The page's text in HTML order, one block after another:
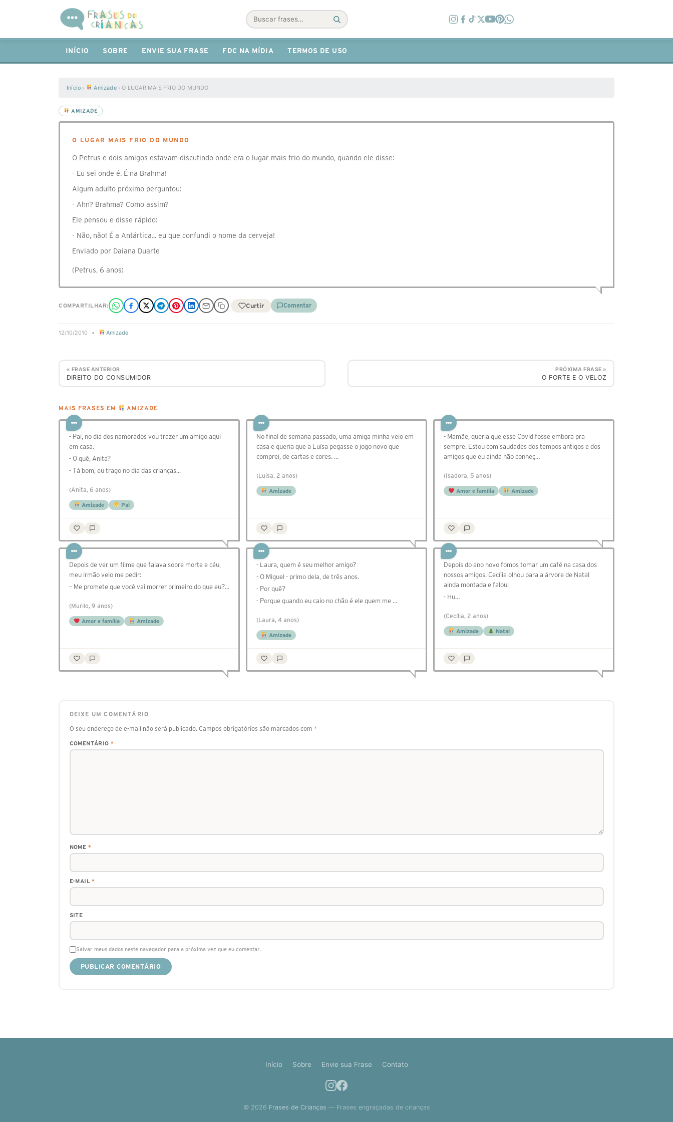
Buscar
INÍCIO SOBRE ENVIE SUA FRASE FDC NA MÍDIA TERMOS DE USO
Início › Amizade ›O LUGAR MAIS FRIO DO MUNDO
AMIZADE
O LUGAR MAIS FRIO DO MUNDO
O Petrus e dois amigos estavam discutindo onde era o lugar mais frio do mundo, quando ele disse:
- Eu sei onde é. É na Brahma!
Algum adulto próximo perguntou:
- Ahn? Brahma? Como assim?
Ele pensou e disse rápido:
- Não, não! É a Antártica... eu que confundi o nome da cerveja!
Enviado por Daiana Duarte
(Petrus, 6 anos)
COMPARTILHAR: Curtir Comentar
12/10/2010 • Amizade
« FRASE ANTERIOR
DIREITO DO CONSUMIDOR
PRÓXIMA FRASE »
O FORTE E O VELOZ
MAIS FRASES EM AMIZADE
- Pai, no dia dos namorados vou trazer um amigo aqui
em casa.
- O quê, Anita?
- Tá bom, eu trago no dia das crianças...
(Anita, 6 anos)
Amizade Pai
No final de semana passado, uma amiga minha veio em
casa e queria que a Luísa pegasse o jogo novo que
comprei, de cartas e cores. …
(Luísa, 2 anos)
Amizade
- Mamãe, queria que esse Covid fosse embora pra
sempre. Estou com saudades dos tempos antigos e dos
amigos que eu ainda não conheç…
(Isadora, 5 anos)
Amor e família Amizade
Depois de ver um filme que falava sobre morte e céu,
meu irmão veio me pedir:
– Me promete que você vai morrer primeiro do que eu?…
(Murilo, 9 anos)
Amor e família Amizade
- Laura, quem é seu melhor amigo?
- O Miguel - primo dela, de três anos.
- Por quê?
- Porque quando eu caio no chão é ele quem me …
(Laura, 4 anos)
Amizade
Depois do ano novo fomos tomar um café na casa dos
nossos amigos. Cecília olhou para a árvore de Natal
ainda montada e falou:
- Hu…
(Cecília, 2 anos)
Amizade Natal
DEIXE UM COMENTÁRIO
O seu endereço de e-mail não será publicado. Campos obrigatórios são marcados com *
COMENTÁRIO *
NOME *
E-MAIL*
SITE
Salvar meus dados neste navegador para a próxima vez que eu comentar.
Início Sobre Envie sua Frase Contato
© 2026 Frases de Crianças — Frases engraçadas de crianças